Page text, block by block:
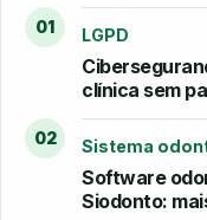
01 LGPD
clínica sem
02 Sistema
Software
Siodonto: